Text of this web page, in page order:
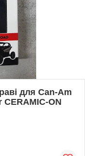
для Can-Am
ON